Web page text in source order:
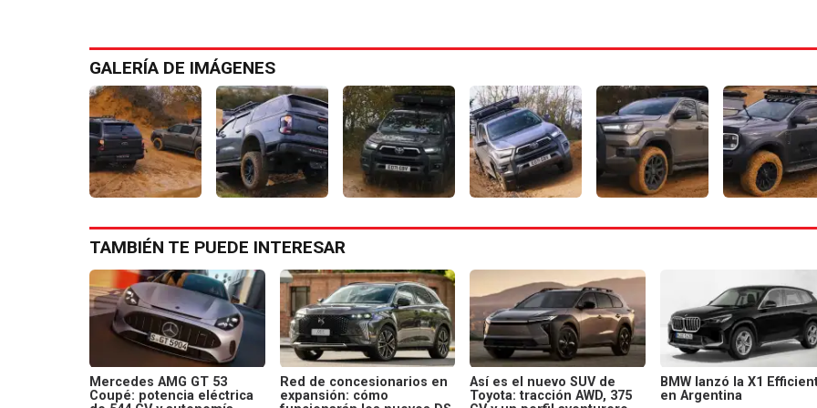
GALERÍA DE IMÁGENES
TAMBIÉN TE PUEDE INTERESAR
Mercedes AMG GT 53
Coupé: potencia eléctrica
Red de concesionarios en
expansión: cómo
Así es el nuevo SUV de
Toyota: tracción AWD, 375
BMW lanzó la X1
en Argentina